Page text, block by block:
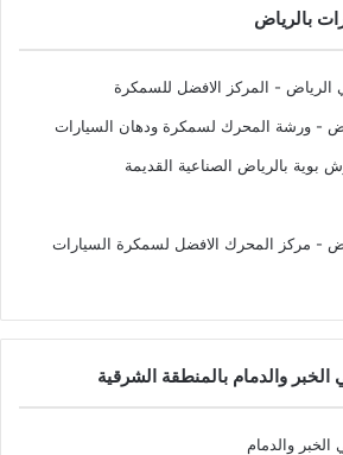
بالرياض
- المركز الافضل للسمكرة
- ورشة المحرك لسمكرة ودهان السيارات
بالرياض الصناعية القديمة
- مركز المحرك الافضل لسمكرة السيارات
والدمام بالمنطقة الشرقية
والدمام